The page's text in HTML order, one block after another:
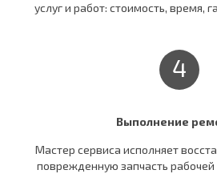
услуг и работ: стоимость, время,
4
Выполнение
Мастер сервиса исполняет
поврежденную запчасть